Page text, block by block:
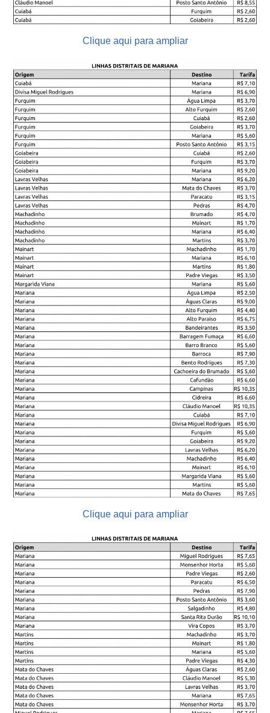
Clique aqui para ampliar
Clique aqui para ampliar